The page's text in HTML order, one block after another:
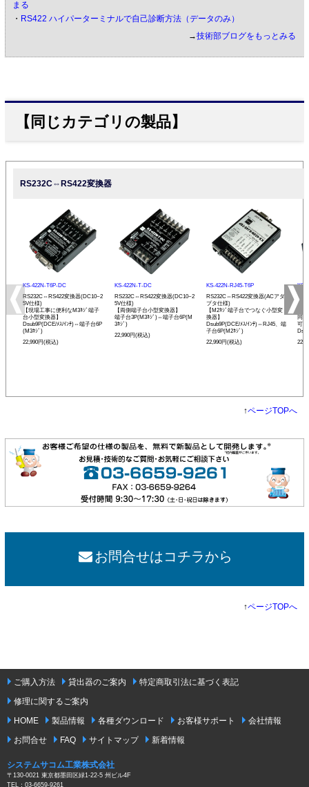
まる
・ RS422 ハイパーターミナルで自己診断方法（データのみ）
→技術部ブログをもっとみる
【同じカテゴリの製品】
RS232C⇔RS422変換器
KS-422N-T6P-DC
RS232C⇔RS422変換器(DC10~2
5V仕様)
【現場工事に便利なM3ﾈｼﾞ端子
台小型変換器】
Dsub9P(DCE/ﾒｽ/ｲﾝﾁ)⇔端子台6P
(M3ﾈｼﾞ)
22,990円(税込)
KS-422N-T-DC
RS232C⇔RS422変換器(DC10~2
5V仕様)
【両側端子台小型変換器】
端子台3P(M3ﾈｼﾞ)⇔端子台6P(M
3ﾈｼﾞ)
22,990円(税込)
KS-422N-RJ45-T6P
RS232C⇔RS422変換器(ACアダ
プタ仕様)
【M2ﾈｼﾞ端子台でつなぐ小型変
換器】
Dsub9P(DCE/ﾒｽ/ｲﾝﾁ)⇔RJ45、端
子台6P(M2ﾈｼﾞ)
22,990円(税込)
KS-
プ
同
可
↑ページTOPへ
お問合せはコチラから
↑ページTOPへ
ご購入方法 貸出器のご案内
特定商取引法に基づく表記
修理に関するご案内
HOME
製品情報 各種ダウンロード お客様サポート
会社情報
お問合せ
FAQ サイトマップ 新着情報
システムサコム工業株式会社
〒130-0021 東京都墨田区緑1-22-5 州ビル4F
TEL：03-6659-9261